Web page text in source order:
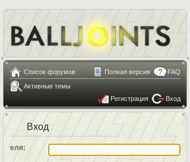
Список форумов FAQ
Полная версия
Активные темы
Регистрация
Вход
Вход